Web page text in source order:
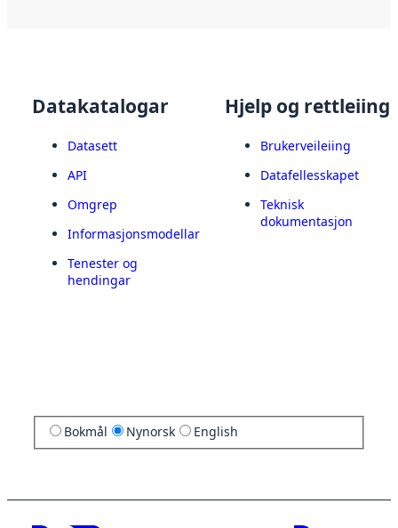
Datakatalogar
Datasett
API
Omgrep
Informasjonsmodellar
Tenester og
hendingar
Hjelp og rettleiing
Brukerveileiing
Datafellesskapet
Teknisk
dokumentasjon
Bokmål Nynorsk English